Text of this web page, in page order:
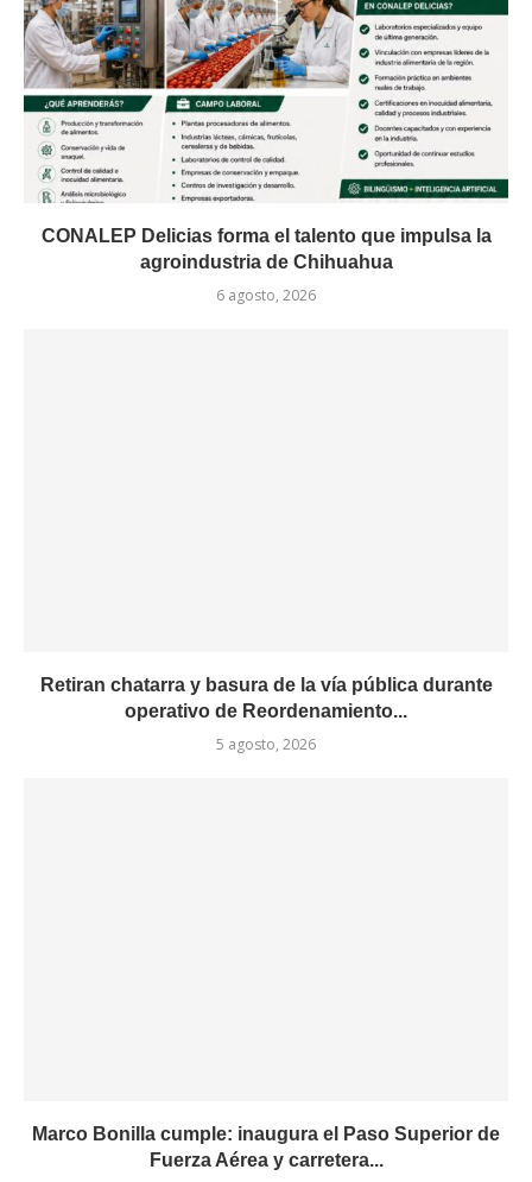
CONALEP Delicias forma el talento que impulsa la
agroindustria de Chihuahua
6 agosto, 2026
Retiran chatarra y basura de la vía pública durante
operativo de Reordenamiento...
5 agosto, 2026
Marco Bonilla cumple: inaugura el Paso Superior de
Fuerza Aérea y carretera...